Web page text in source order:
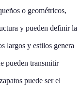
o geométricos,
y pueden definir la
largos y estilos genera
pueden transmitir
puede ser el